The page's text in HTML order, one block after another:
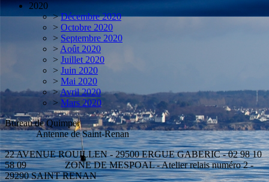
2020
> Décembre 2020
> Octobre 2020
> Septembre 2020
> Août 2020
> Juillet 2020
> Juin 2020
> Mai 2020
>Avril 2020
> Mars 2020
Bureau de Quimper
Antenne de Saint-Renan
22 AVENUE ROUILLEN - 29500 ERGUE GABERIC - 02 98 10
58 09 ZONE DE MESPOAL - Atelier relais numéro 2 -
29290 SAINT RENAN